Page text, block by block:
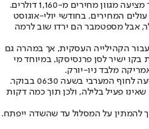
המחירים. בחודשי יולי-אוגוסט
יהיו גבוהים בכ-200 דולר, אבל מספטמבר הם ירדו שוב לרמה
הקהילייה העסקית, אך במהרה גם
בקו ישיר לסן פרנסיסקו, במיוחד מי
מלבד ניו-יורק.
נוסף לכך, הטיסה של "יונייטד" מגיעה לחוף המערבי בשעה 06:30 בבוקר.
פעיל בלילה, ולכן תוך כמה דקות
להמתין על המסלול עד שהשדה ייפתח.